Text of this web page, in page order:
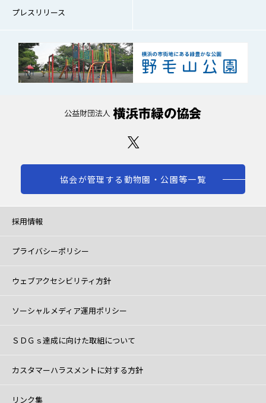
プレスリリース
協会が管理する動物園・公園等一覧
採用情報
プライバシーポリシー
ウェブアクセシビリティ方針
ソーシャルメディア運用ポリシー
ＳＤＧｓ達成に向けた取組について
カスタマーハラスメントに対する方針
リンク集